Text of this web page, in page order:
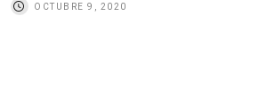
OCTUBRE 9, 2020